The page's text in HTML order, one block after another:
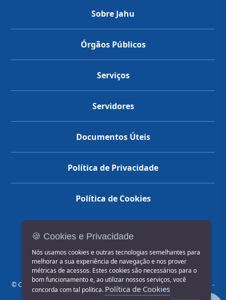
Sobre Jahu
Órgãos Públicos
Serviços
Servidores
Documentos Úteis
Política de Privacidade
Política de Cookies
© COPYRIGHT 2026, Prefeitura Municipal de Jahu | Rua Paissandu, 444 -
Centro CEP: 17201-900
🍪 Cookies e Privacidade
Nós usamos cookies e outras tecnologias semelhantes para
melhorar a sua experiência de navegação e nos prover
métricas de acessos. Estes cookies são necessários para o
bom funcionamento e, ao utilizar nossos serviços, você
concorda com tal política. Política de Cookies